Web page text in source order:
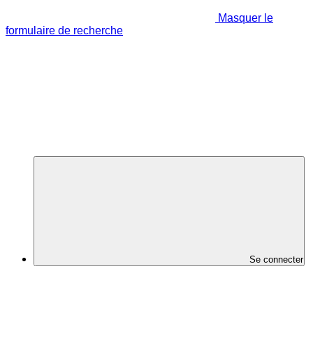
Masquer le
formulaire de recherche
Se connecter